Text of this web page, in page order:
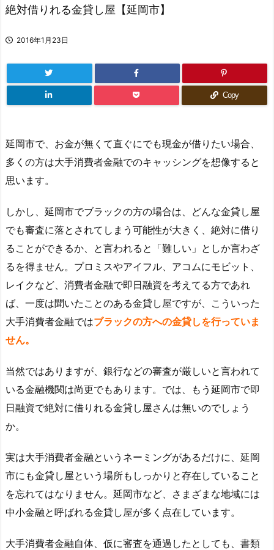
絶対借りれる金貸し屋【延岡市】
2016年1月23日
Copy
延岡市で、お金が無くて直ぐにでも現金が借りたい場合、
多くの方は大手消費者金融でのキャッシングを想像すると
思います。
しかし、延岡市でブラックの方の場合は、どんな金貸し屋
でも審査に落とされてしまう可能性が大きく、絶対に借り
ることができるか、と言われると「難しい」としか言わざ
るを得ません。プロミスやアイフル、アコムにモビット、
レイクなど、消費者金融で即日融資を考えてる方であれ
ば、一度は聞いたことのある金貸し屋ですが、こういった
大手消費者金融ではブラックの方への金貸しを行っていま
せん。
当然ではありますが、銀行などの審査が厳しいと言われて
いる金融機関は尚更でもあります。では、もう延岡市で即
日融資で絶対に借りれる金貸し屋さんは無いのでしょう
か。
実は大手消費者金融というネーミングがあるだけに、延岡
市にも金貸し屋という場所もしっかりと存在していること
を忘れてはなりません。延岡市など、さまざまな地域には
中小金融と呼ばれる金貸し屋が多く点在しています。
大手消費者金融自体、仮に審査を通過したとしても、書類